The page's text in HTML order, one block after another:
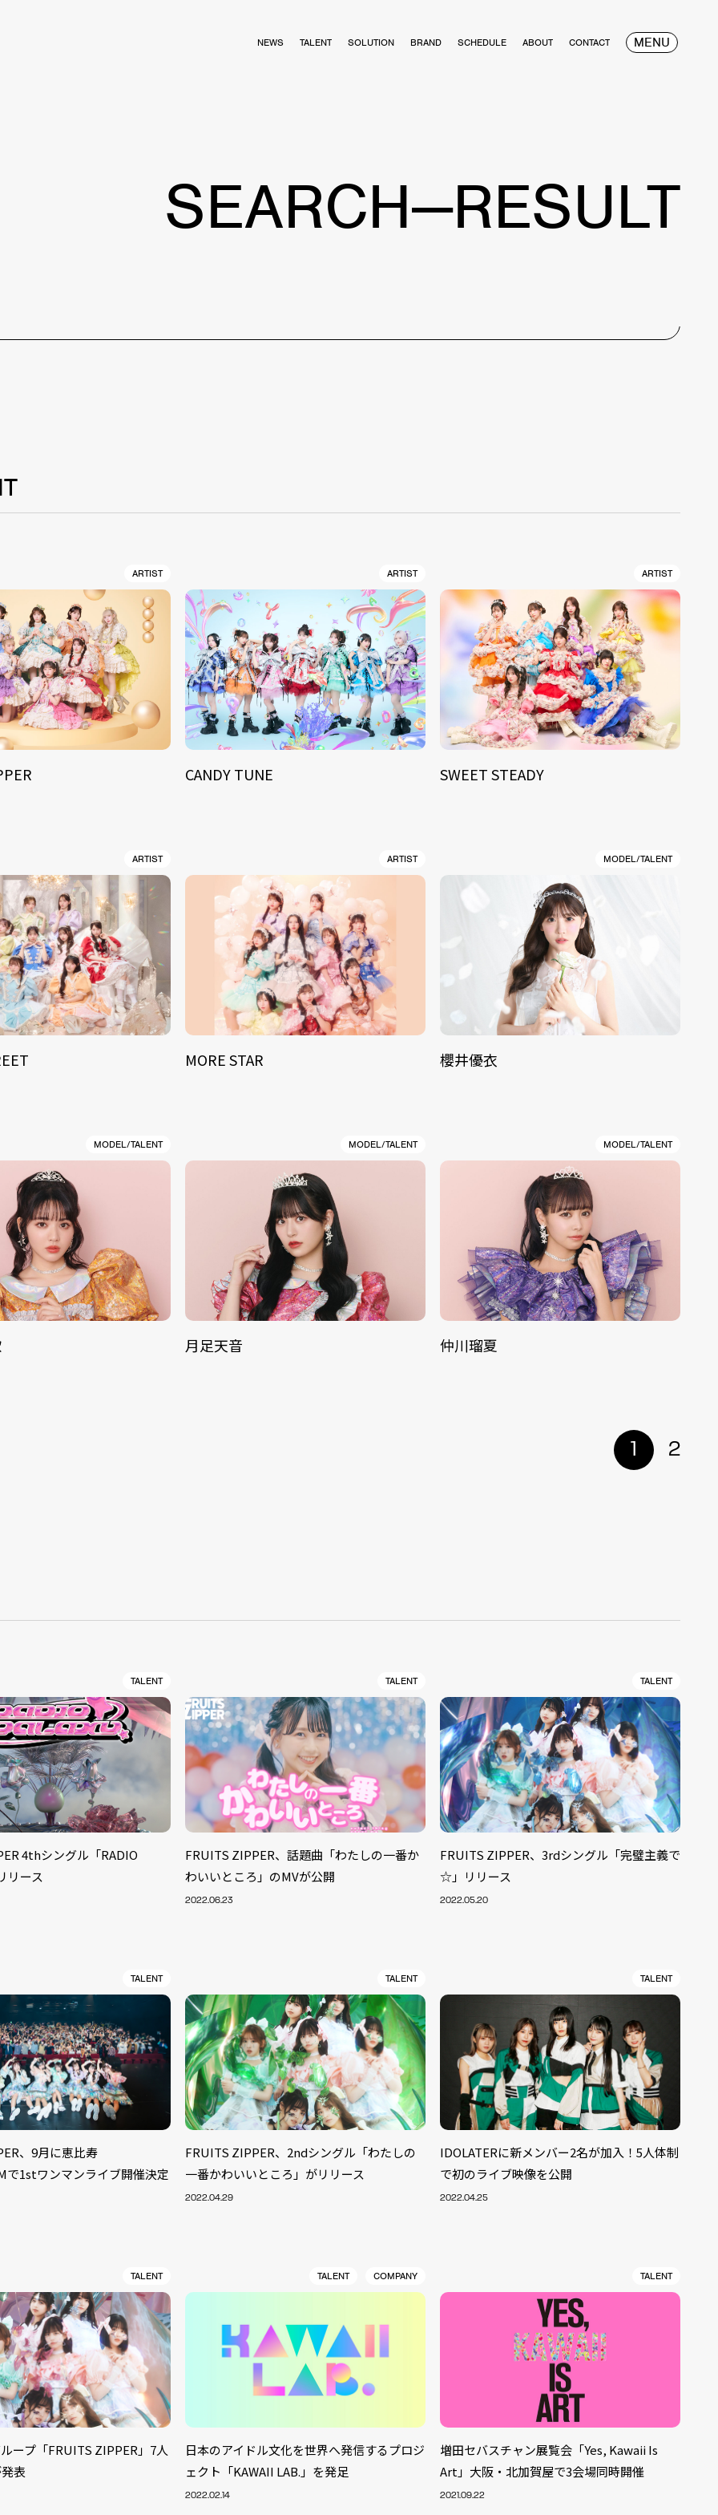
NEWS TALENT SOLUTION BRAND SCHEDULE ABOUT CONTACT MENU
SEARCH—RESULT
ARTIST ARTIST
CANDY TUNE
ARTIST
SWEET STEADY
ARTIST ARTIST
MORE STAR
MODEL/TALENT
櫻井優衣
MODEL/TALENT MODEL/TALENT
月足天音
MODEL/TALENT
仲川瑠夏
1 2
TALENT
4thシングル「RADIO
リース
TALENT
FRUITS ZIPPER、話題曲「わたしの一番か
わいいところ」のMVが公開
2022.06.23
TALENT
FRUITS ZIPPER、3rdシングル「完璧主義で
☆」リリース
2022.05.20
TALENT
、9月に恵比寿
で1stワンマンライブ開催決定
TALENT
FRUITS ZIPPER、2ndシングル「わたしの
一番かわいいところ」がリリース
2022.04.29
TALENT
IDOLATERに新メンバー2名が加入！5人体制
で初のライブ映像を公開
2022.04.25
TALENT
ープ「FRUITS ZIPPER」7人
表
TALENT COMPANY
日本のアイドル文化を世界へ発信するプロジ
ェクト「KAWAII LAB.」を発足
2022.02.14
TALENT
増田セバスチャン展覧会「Yes, Kawaii Is
Art」大阪・北加賀屋で3会場同時開催
2021.09.22
ARTIST 40 MODEL/TALENT